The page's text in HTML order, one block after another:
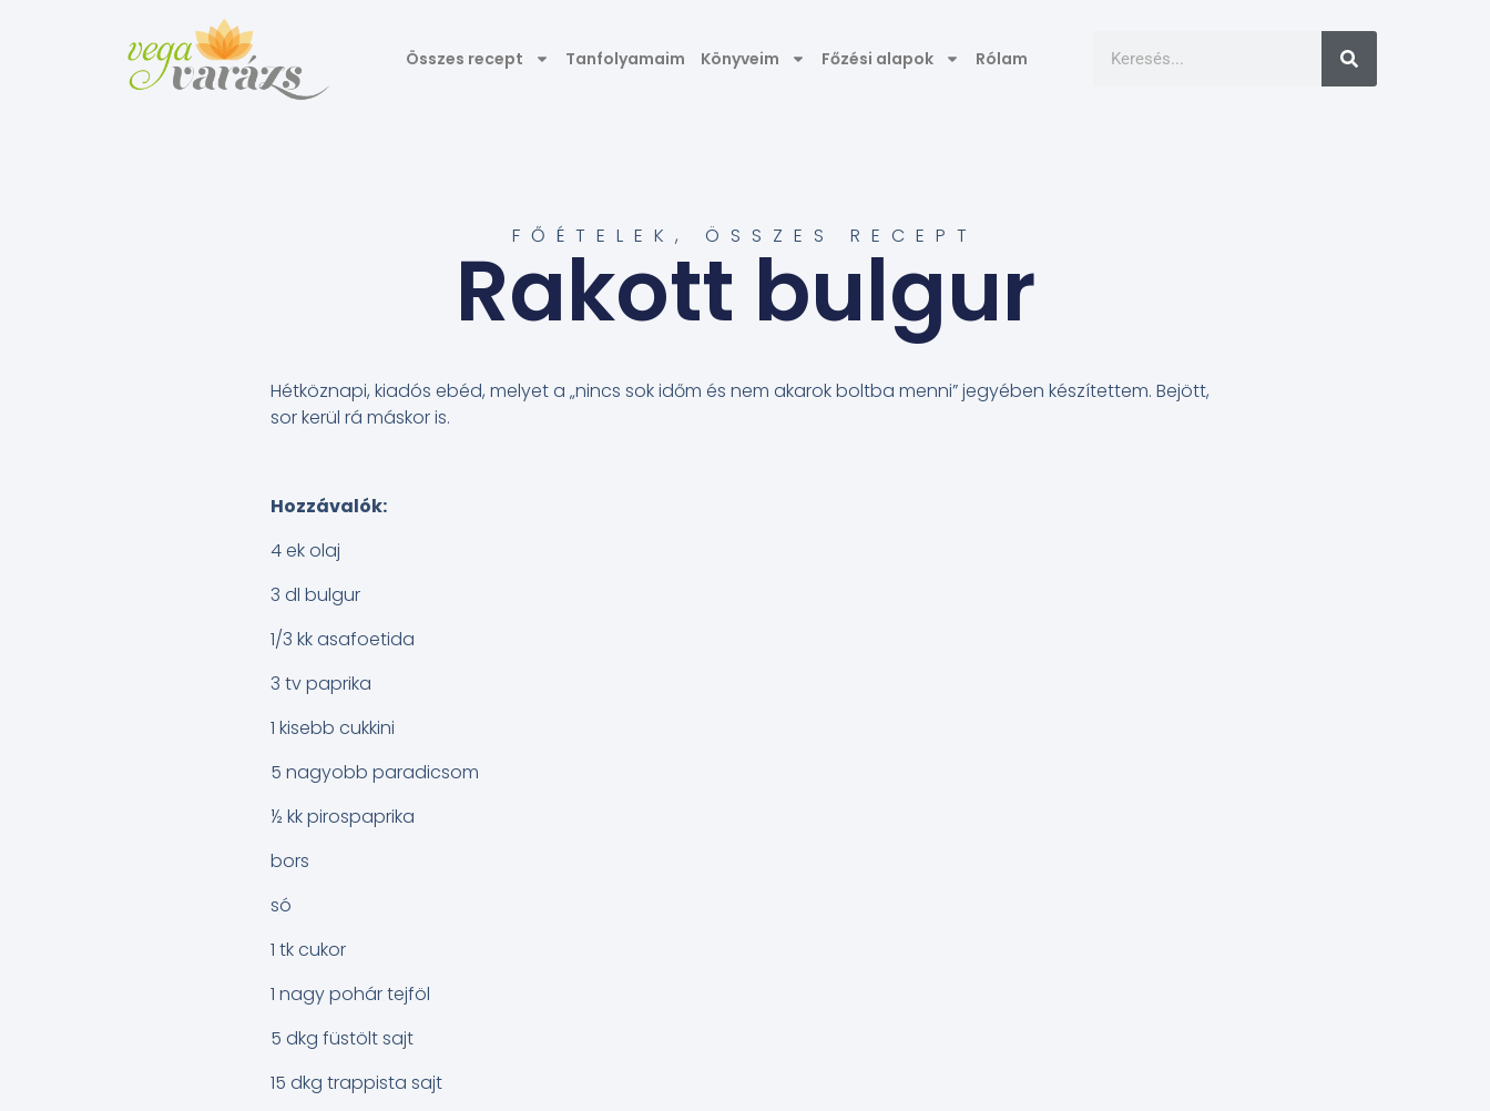
Összes recept Tanfolyamaim Könyveim Főzési alapok Rólam
FŐÉTELEK , ÖSSZES RECEPT
Rakott bulgur
Hétköznapi, kiadós ebéd, melyet a „nincs sok időm és nem akarok boltba menni” jegyében készítettem. Bejött,
sor kerül rá máskor is.
Hozzávalók:
4 ek olaj
3 dl bulgur
1/3 kk asafoetida
3 tv paprika
1 kisebb cukkini
5 nagyobb paradicsom
½ kk pirospaprika
bors
só
1 tk cukor
1 nagy pohár tejföl
5 dkg füstölt sajt
15 dkg trappista sajt